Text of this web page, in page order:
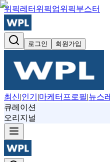
위픽레터 위픽업위픽부스터
로그인 회원가입
최신|인기 |마케터프로필|뉴스
큐레이션
오리지널